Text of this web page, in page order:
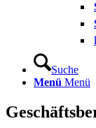
Suche
Menü Menü